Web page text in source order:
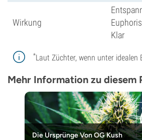
Wirkung
Klar
*Laut Züchter, wenn unter idealen
Mehr Information zu diesem
Die Ursprünge Von OG Kush